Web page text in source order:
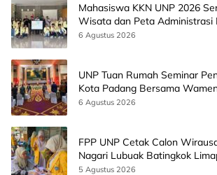
Mahasiswa KKN UNP 2026
Wisata dan Peta Administrasi
Paninggahan
6 Agustus 2026
UNP Tuan Rumah Seminar
Kota Padang Bersama
CEO EMGS Malaysia
6 Agustus 2026
FPP UNP Cetak Calon
Nagari Lubuak Batingkok
5 Agustus 2026